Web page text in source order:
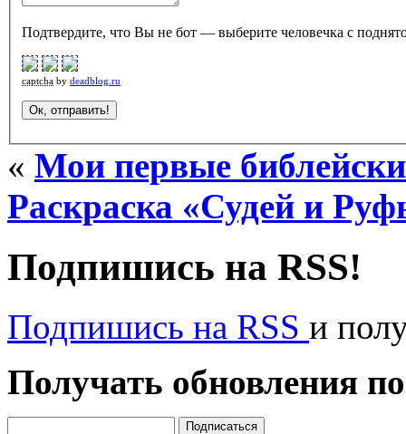
Подтвердите, что Вы не бот — выберите человечка с
captcha by deadblog.ru
« Мои первые
Раскраска «Судей и
Подпишись на RSS!
Подпишись на RSS и
Получать обновления